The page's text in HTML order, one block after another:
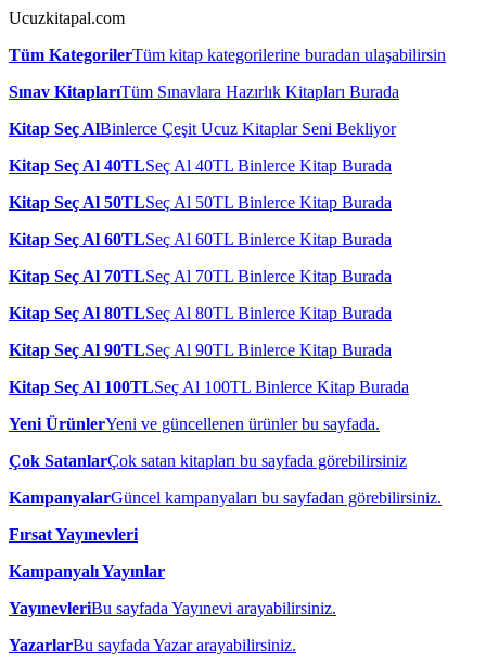
Ucuzkitapal.com
Tüm KategorilerTüm kitap kategorilerine buradan ulaşabilirsin
Sınav KitaplarıTüm Sınavlara Hazırlık Kitapları Burada
Kitap Seç AlBinlerce Çeşit Ucuz Kitaplar Seni Bekliyor
Kitap Seç Al 40TLSeç Al 40TL Binlerce Kitap Burada
Kitap Seç Al 50TLSeç Al 50TL Binlerce Kitap Burada
Kitap Seç Al 60TLSeç Al 60TL Binlerce Kitap Burada
Kitap Seç Al 70TLSeç Al 70TL Binlerce Kitap Burada
Kitap Seç Al 80TLSeç Al 80TL Binlerce Kitap Burada
Kitap Seç Al 90TLSeç Al 90TL Binlerce Kitap Burada
Kitap Seç Al 100TLSeç Al 100TL Binlerce Kitap Burada
Yeni ÜrünlerYeni ve güncellenen ürünler bu sayfada.
Çok SatanlarÇok satan kitapları bu sayfada görebilirsiniz
KampanyalarGüncel kampanyaları bu sayfadan görebilirsiniz.
Fırsat Yayınevleri
Kampanyalı Yayınlar
YayınevleriBu sayfada Yayınevi arayabilirsiniz.
YazarlarBu sayfada Yazar arayabilirsiniz.